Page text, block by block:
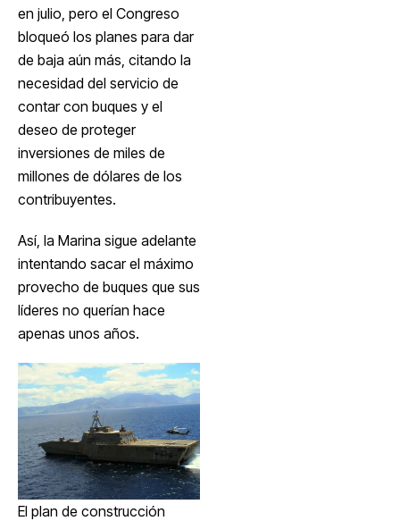
en julio, pero el Congreso
bloqueó los planes para dar
de baja aún más, citando la
necesidad del servicio de
contar con buques y el
deseo de proteger
inversiones de miles de
millones de dólares de los
contribuyentes.
Así, la Marina sigue adelante
intentando sacar el máximo
provecho de buques que sus
líderes no querían hace
apenas unos años.
El plan de construcción